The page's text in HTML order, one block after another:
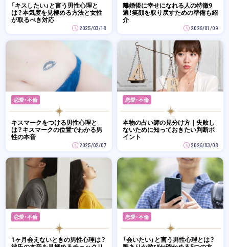
「キスしたい」と言う男性心理と
は？本気度を見極める方法と女性
が取るべき対応
2025/03/18
離婚後に幸せになれる人の特徴9
選！笑顔を取り戻すための準備も紹
介
2026/01/09
恋愛・不倫
キスマークをつける男性心理と
は？キスマークの位置でわかる男
性の本音
2025/02/07
恋愛・不倫
本物の占い師の見分け方｜失敗し
ないために知っておきたい判断ポ
イント
2026/03/08
恋愛・不倫
1ヶ月会えないときの男性心理は？
恋愛・不倫
「会いたい」と言う男性心理とは？